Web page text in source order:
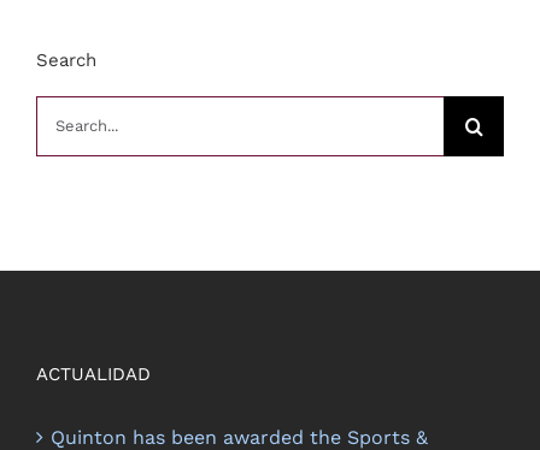
Search
ACTUALIDAD
Quinton has been awarded the Sports &